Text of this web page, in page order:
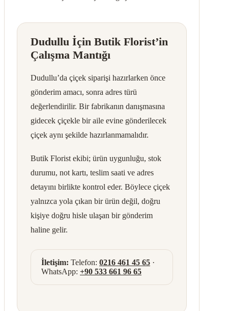
Dudullu İçin Butik Florist’in
Çalışma Mantığı
Dudullu’da çiçek siparişi hazırlarken önce
gönderim amacı, sonra adres türü
değerlendirilir. Bir fabrikanın danışmasına
gidecek çiçekle bir aile evine gönderilecek
çiçek aynı şekilde hazırlanmamalıdır.
Butik Florist ekibi; ürün uygunluğu, stok
durumu, not kartı, teslim saati ve adres
detayını birlikte kontrol eder. Böylece çiçek
yalnızca yola çıkan bir ürün değil, doğru
kişiye doğru hisle ulaşan bir gönderim
haline gelir.
İletişim: Telefon: 0216 461 45 65 ·
WhatsApp: +90 533 661 96 65